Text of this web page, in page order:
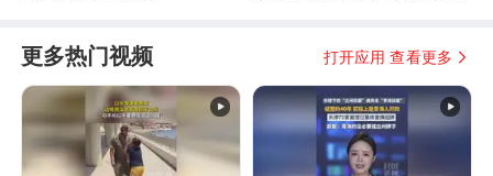
更多热门视频 打开应用 查看更多